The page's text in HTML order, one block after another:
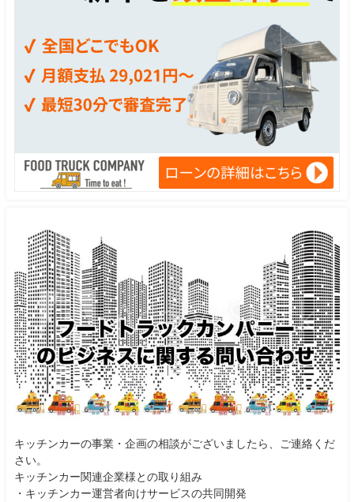
キッチンカーの事業・企画の相談がございましたら、ご連絡くだ
さい。
キッチンカー関連企業様との取り組み
・キッチンカー運営者向けサービスの共同開発